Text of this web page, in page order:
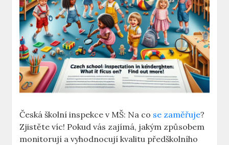
Česká školní inspekce v MŠ: Na co se zaměřuje?
Zjistěte víc! Pokud vás ‍zajímá, jakým způsobem
monitorují a vyhodnocují ⁢kvalitu předškolního